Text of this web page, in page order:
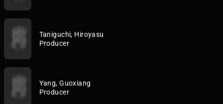
Taniguchi, Hiroyasu
Producer
Yang, Guoxiang
Producer